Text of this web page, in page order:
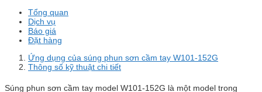
Tổng quan
Dịch vụ
Báo giá
Đặt hàng
Ứng dụng của súng phun sơn cầm tay W101-152G
Thông số kỹ thuật chi tiết
Súng phun sơn cầm tay model W101-152G là một model trong